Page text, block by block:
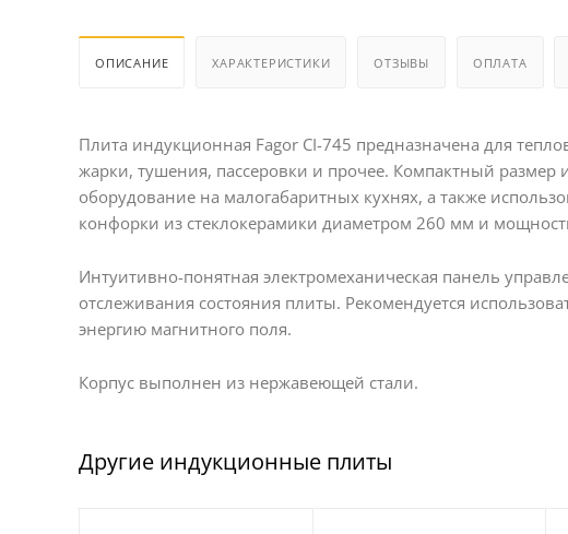
ОПИСАНИЕ ХАРАКТЕРИСТИКИ ОТЗЫВЫ ОПЛАТА
Плита индукционная Fagor CI-745 предназначена для
жарки, тушения, пассеровки и прочее. Компактный размер
оборудование на малогабаритных кухнях, а также
конфорки из стеклокерамики диаметром 260 мм и
Интуитивно-понятная электромеханическая панель
отслеживания состояния плиты. Рекомендуется
энергию магнитного поля.
Корпус выполнен из нержавеющей стали.
Другие индукционные плиты